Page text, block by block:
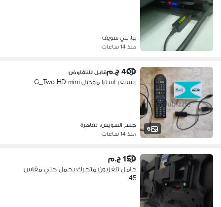
ببا، بني سويف
منذ 14 ساعات
6
400 ج.م قابل للتفاوض
ريسيفر آسترا موديل G_Two HD mini
جسر السويس، القاهرة
منذ 14 ساعات
150 ج.م
حامل تلفزيون متحرك يحمل حتي مقاس
45